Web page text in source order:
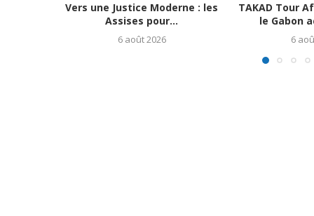
Vers une Justice Moderne : les
Assises pour...
6 août 2026
TAKAD Tour
le Gabon
6